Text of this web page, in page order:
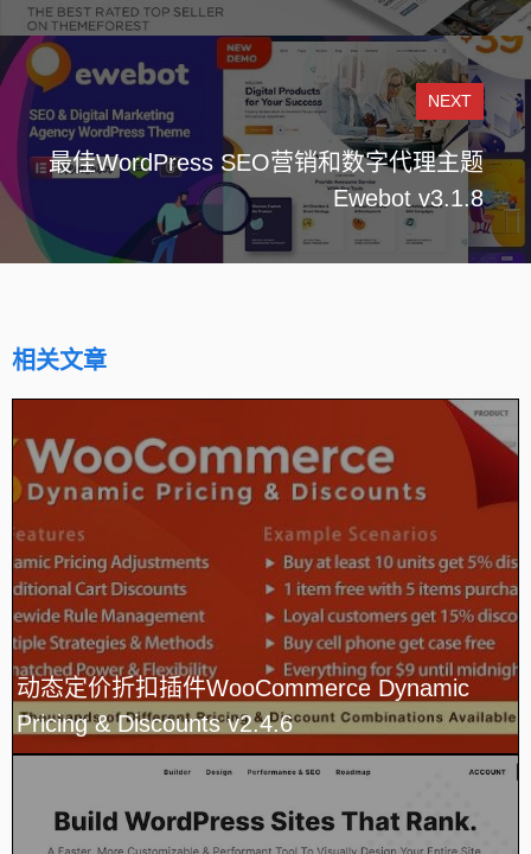
NEXT
最佳WordPress SEO营销和数字代理主题
Ewebot v3.1.8
相关文章
动态定价折扣插件WooCommerce Dynamic
Pricing & Discounts v2.4.6